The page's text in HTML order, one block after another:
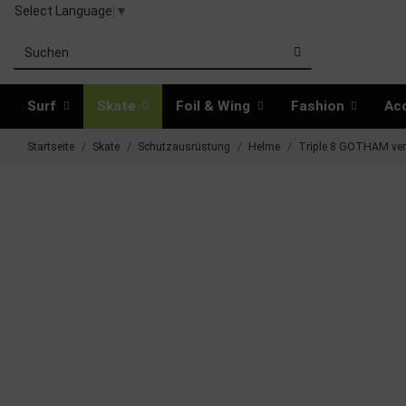
Select Language ▼
Surf Skate Foil & Wing Fashion
Startseite Skate Schutzausrüstung Helme Triple 8 GOTHAM